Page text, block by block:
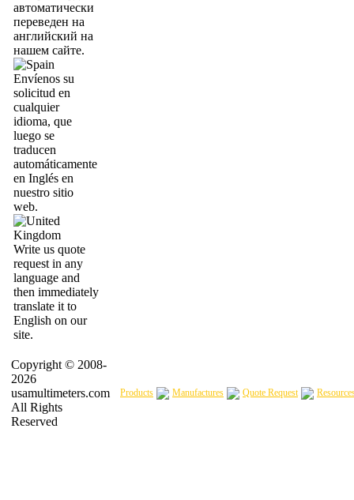
автоматически
переведен на
английский на
нашем сайте.
Envíenos su
solicitud en
cualquier
idioma, que
luego se
traducen
automáticamente
en Inglés en
nuestro sitio
web.
Write us quote
request in any
language and
then immediately
translate it to
English on our
site.
Copyright © 2008-
2026
usamultimeters.com
All Rights
Reserved
Products Manufactures Quote Request